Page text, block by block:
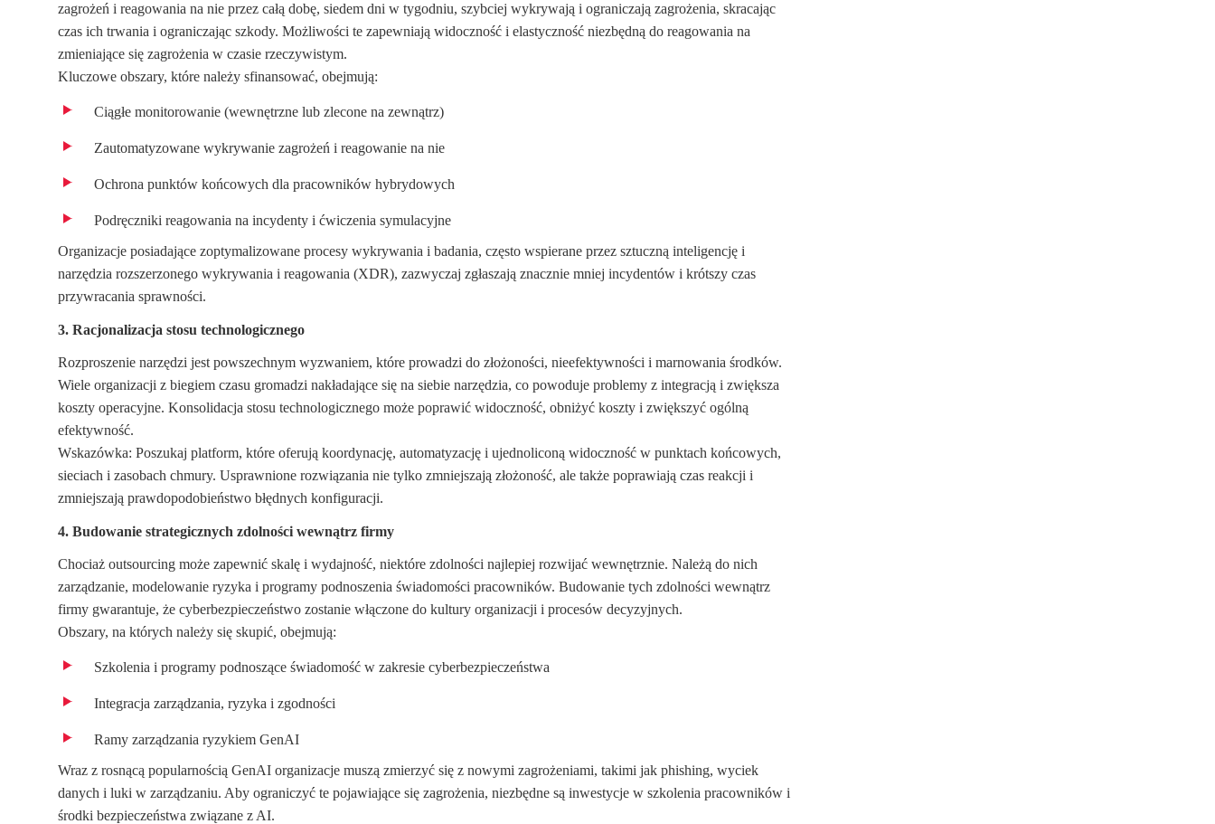
zagrożeń i reagowania na nie przez całą dobę, siedem dni w tygodniu, szybciej wykrywają i ograniczają zagrożenia, skracając
czas ich trwania i ograniczając szkody. Możliwości te zapewniają widoczność i elastyczność niezbędną do reagowania na
zmieniające się zagrożenia w czasie rzeczywistym.
Kluczowe obszary, które należy sfinansować, obejmują:
Ciągłe monitorowanie (wewnętrzne lub zlecone na zewnątrz)
Zautomatyzowane wykrywanie zagrożeń i reagowanie na nie
Ochrona punktów końcowych dla pracowników hybrydowych
Podręczniki reagowania na incydenty i ćwiczenia symulacyjne
Organizacje posiadające zoptymalizowane procesy wykrywania i badania, często wspierane przez sztuczną inteligencję i
narzędzia rozszerzonego wykrywania i reagowania (XDR), zazwyczaj zgłaszają znacznie mniej incydentów i krótszy czas
przywracania sprawności.
3. Racjonalizacja stosu technologicznego
Rozproszenie narzędzi jest powszechnym wyzwaniem, które prowadzi do złożoności, nieefektywności i marnowania środków.
Wiele organizacji z biegiem czasu gromadzi nakładające się na siebie narzędzia, co powoduje problemy z integracją i zwiększa
koszty operacyjne. Konsolidacja stosu technologicznego może poprawić widoczność, obniżyć koszty i zwiększyć ogólną
efektywność.
Wskazówka: Poszukaj platform, które oferują koordynację, automatyzację i ujednoliconą widoczność w punktach końcowych,
sieciach i zasobach chmury. Usprawnione rozwiązania nie tylko zmniejszają złożoność, ale także poprawiają czas reakcji i
zmniejszają prawdopodobieństwo błędnych konfiguracji.
4. Budowanie strategicznych zdolności wewnątrz firmy
Chociaż outsourcing może zapewnić skalę i wydajność, niektóre zdolności najlepiej rozwijać wewnętrznie. Należą do nich
zarządzanie, modelowanie ryzyka i programy podnoszenia świadomości pracowników. Budowanie tych zdolności wewnątrz
firmy gwarantuje, że cyberbezpieczeństwo zostanie włączone do kultury organizacji i procesów decyzyjnych.
Obszary, na których należy się skupić, obejmują:
Szkolenia i programy podnoszące świadomość w zakresie cyberbezpieczeństwa
Integracja zarządzania, ryzyka i zgodności
Ramy zarządzania ryzykiem GenAI
Wraz z rosnącą popularnością GenAI organizacje muszą zmierzyć się z nowymi zagrożeniami, takimi jak phishing, wyciek
danych i luki w zarządzaniu. Aby ograniczyć te pojawiające się zagrożenia, niezbędne są inwestycje w szkolenia pracowników i
środki bezpieczeństwa związane z AI.